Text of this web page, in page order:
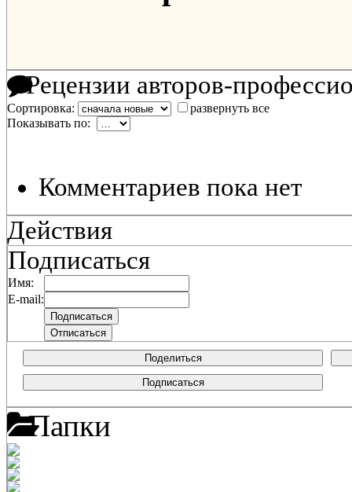
Рецензии авторов-
Сортировка:
развернуть все
Показывать по:
Комментариев пока нет
Действия
Подписаться
Имя:
E-mail:
Поделиться
Подписаться
Папки